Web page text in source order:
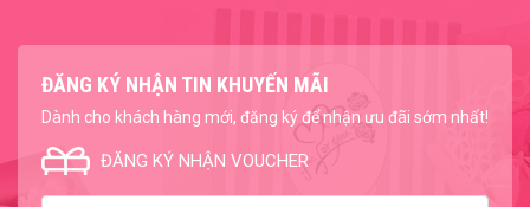
ĐĂNG KÝ NHẬN TIN KHUYẾN MÃI
Dành cho khách hàng mới, đăng ký để nhận ưu đãi sớm nhất!
ĐĂNG KÝ NHẬN VOUCHER